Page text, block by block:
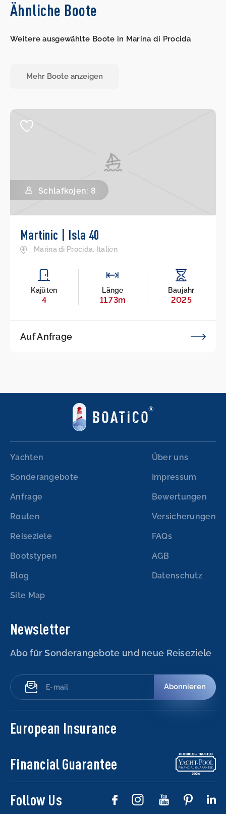
Ähnliche Boote
Weitere ausgewählte Boote in Marina di Procida
Mehr Boote anzeigen
Schlafkojen: 8
Martinic | Isla 40
Marina di Procida, Italien
Kajüten
4
Länge
11.73m
Baujahr
2025
Auf Anfrage
Yachten
Sonderangebote
Anfrage
Routen
Reiseziele
Bootstypen
Blog
Site Map
Über uns
Impressum
Bewertungen
Versicherungen
FAQs
AGB
Datenschutz
Newsletter
Abo für Sonderangebote und neue Reiseziele
Abonnieren
European Insurance
Financial Guarantee
Follow Us